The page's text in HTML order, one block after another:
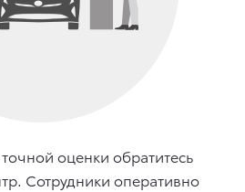
оценки обратитесь
Сотрудники оперативно